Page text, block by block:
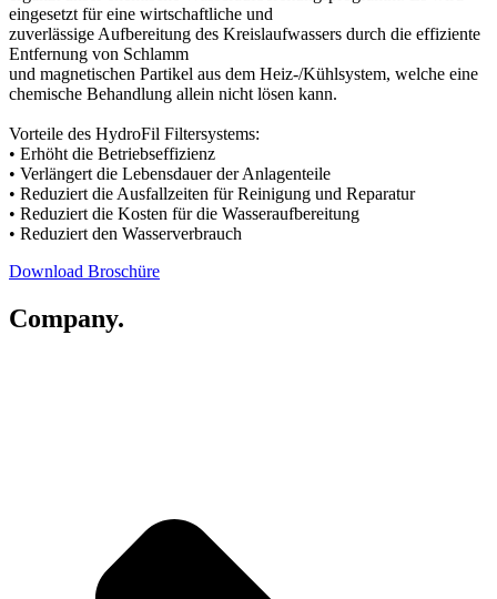
eingesetzt für eine wirtschaftliche und
zuverlässige Aufbereitung des Kreislaufwassers durch die effiziente
Entfernung von Schlamm
und magnetischen Partikel aus dem Heiz-/Kühlsystem, welche eine
chemische Behandlung allein nicht lösen kann.
Vorteile des HydroFil Filtersystems:
• Erhöht die Betriebseffizienz
• Verlängert die Lebensdauer der Anlagenteile
• Reduziert die Ausfallzeiten für Reinigung und Reparatur
• Reduziert die Kosten für die Wasseraufbereitung
• Reduziert den Wasserverbrauch
Download Broschüre
Company.